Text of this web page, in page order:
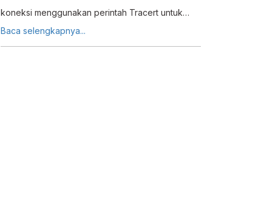
koneksi menggunakan perintah Tracert untuk
identifikasi hambatan jaringan dan dapatkan solusi
dari tim support.
Baca selengkapnya...